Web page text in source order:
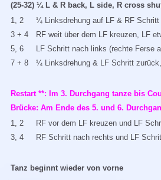
(25-32) ¼ L & R back, L side, R cross
1, 2
3 + 4
5, 6
7 + 8
¼ Linksdrehung auf LF & RF
RF weit über dem LF kreuzen, LF
LF Schritt nach links (rechte Ferse
¼ Linksdrehung & LF Schritt
Restart **: Im 3. Durchgang tanze bis
Brücke: Am Ende des 5. und 6.
1, 2
3, 4
RF vor dem LF kreuzen und LF
RF Schritt nach rechts und LF
Tanz beginnt wieder von vorne